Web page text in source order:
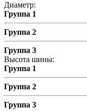
Диаметр:
Группа 1
Группа 2
Группа 3
Высота шины:
Группа 1
Группа 2
Группа 3